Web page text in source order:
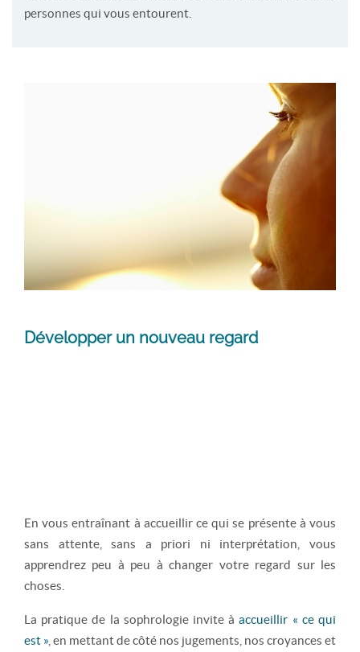
personnes qui vous entourent.
Développer un nouveau regard
En vous entraînant à accueillir ce qui se présente à vous
sans attente, sans a priori ni interprétation, vous
apprendrez peu à peu à changer votre regard sur les
choses.
La pratique de la sophrologie invite àaccueillir « ce qui
est » , en mettant de côté nos jugements, nos croyances et